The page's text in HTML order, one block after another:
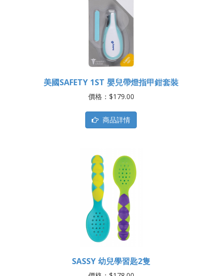
美國SAFETY 1ST 嬰兒帶燈指甲鉗套裝
價格：$179.00
商品詳情
SASSY 幼兒學習匙2隻